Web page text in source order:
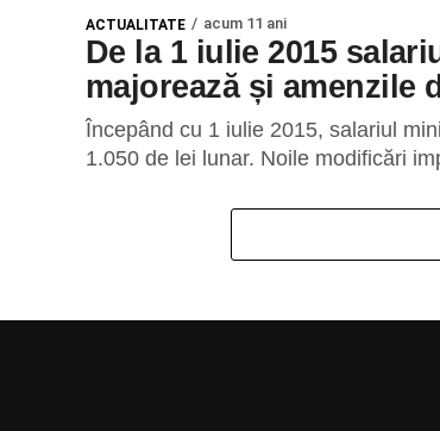
ACTUALITATE acum 11 ani
De la 1 iulie 2015
majorează și amenzile
Începând cu 1 iulie 2015, salariul
1.050 de lei lunar. Noile modificări